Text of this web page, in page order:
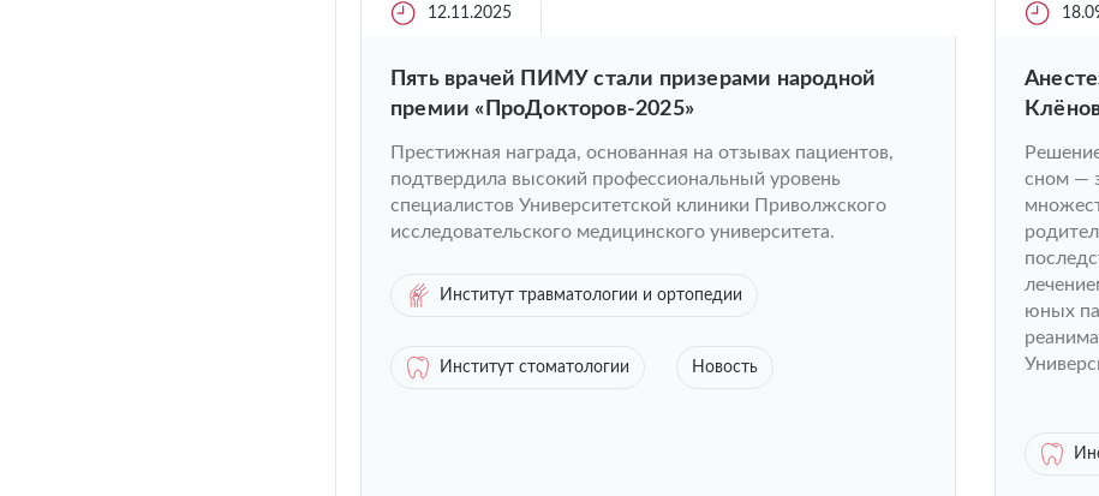
12.11.2025
Пять врачей ПИМУ стали призерами народной
премии «ПроДокторов-2025»
Престижная награда, основанная на отзывах пациентов,
подтвердила высокий профессиональный уровень
специалистов Университетской клиники Приволжского
исследовательского медицинского университета.
Институт травматологии и ортопедии
Институт стоматологии Новость
наш
сном —
юных